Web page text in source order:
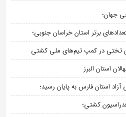
جهان؛
برتر استان خراسان جنوبی؛
تختی در کمپ تیم‌های ملی کشتی
استان البرز
استان فارس به پایان رسید؛
کشتی؛